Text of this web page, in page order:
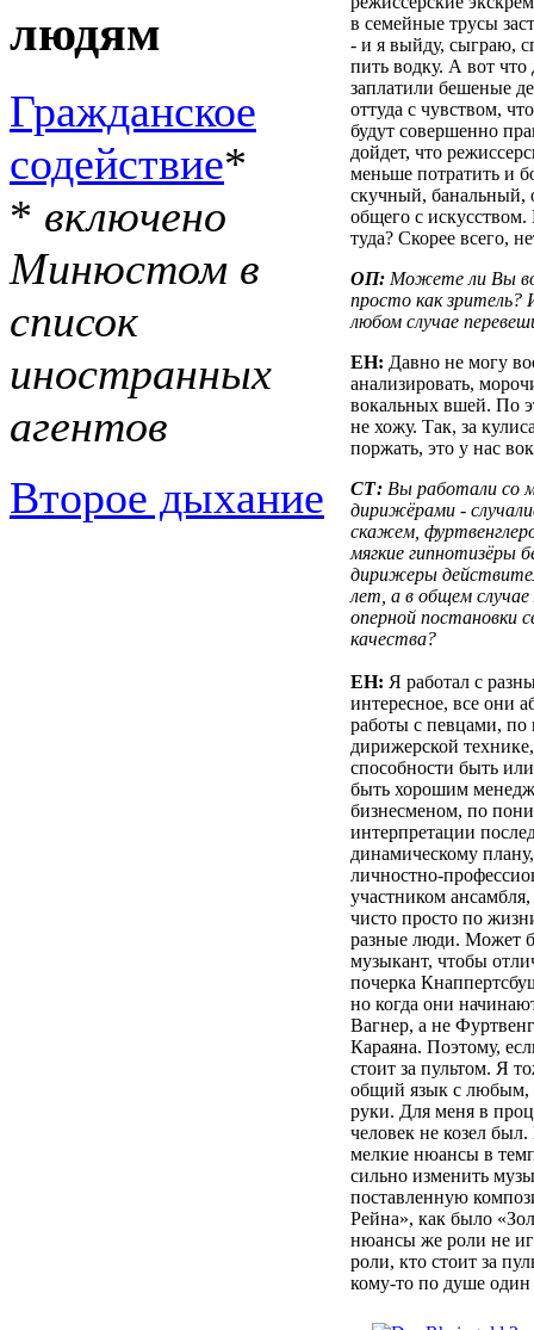
людям
Гражданское
содействие*
* включено
Минюстом в
список
иностранных
агентов
Второе дыхание
в семейные трусы
- и я выйду, сыграю,
пить водку. А вот
заплатили бешеные
оттуда с чувством,
будут совершенно
дойдет, что
меньше потратить и
скучный, банальный,
общего с
туда? Скорее всего,
ОП: Можете ли Вы
просто как зритель?
любом случае
ЕН: Давно не могу
анализировать,
вокальных вшей. По
не хожу. Так, за
поржать, это у нас
СТ: Вы работали со
дирижёрами -
скажем,
мягкие гипнотизёры
дирижеры
лет, а в общем
оперной постановки
качества?
ЕН: Я работал с
интересное, все они
работы с певцами, по
дирижерской
способности быть
быть хорошим
бизнесменом, по
интерпретации
динамическому
личностно-
участником
чисто просто по
разные люди. Может
музыкант, чтобы
почерка
но когда они
Вагнер, а не
Караяна. Поэтому,
стоит за пультом. Я
общий язык с
руки. Для меня в
человек не козел
мелкие нюансы в
сильно изменить
поставленную
Рейна», как было
нюансы же роли не
роли, кто стоит за
кому-то по душе